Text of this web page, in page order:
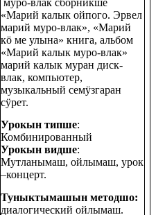
«Марий калык ойпого. Эрвел
марий муро-влак», «Марий
кӧ ме улына» книга, альбом
«Марий калык муро-влак»
марий калык муран диск-
влак, компьютер,
музыкальный семӱзгаран
сӱрет.
Урокын типше:
Комбинированный
Урокын видше:
Мутланымаш, ойлымаш, урок
–концерт.
Туныктымашын методшо:
диалогический ойлымаш.